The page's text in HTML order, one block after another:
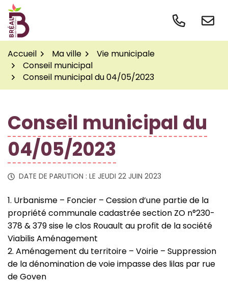
Gestion des traceurs
Aller
contenu
Accueil
Ma ville
Vie municipale
Conseil municipal
Conseil municipal du 04/05/2023
Conseil municipal du
04/05/2023
DATE DE PARUTION : LE JEUDI 22 JUIN 2023
1. Urbanisme – Foncier – Cession d’une partie de la
propriété communale cadastrée section ZO n°230-
378 & 379 sise le clos Rouault au profit de la société
Viabilis Aménagement
2. Aménagement du territoire – Voirie – Suppression
de la dénomination de voie impasse des lilas par rue
de Goven